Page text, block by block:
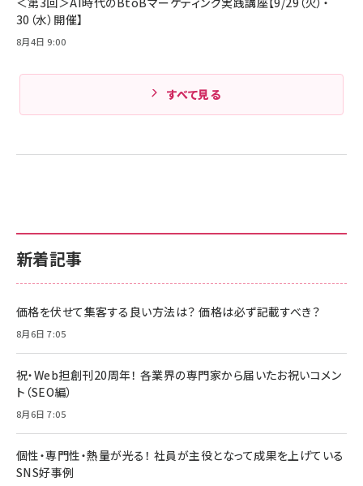
新着記事
価格を伏せて集客する良い方法は？ 価格は必ず記載すべき？
8月6日 7:05
祝・Web担創刊20周年！ 各業界の専門家から届いたお祝いコメン
ト（SEO編）
8月6日 7:05
個性・専門性・熱量が光る！ 社員が主役となって成果を上げている
SNS好事例
30（水）開催】
8月4日 9:00
すべて見る